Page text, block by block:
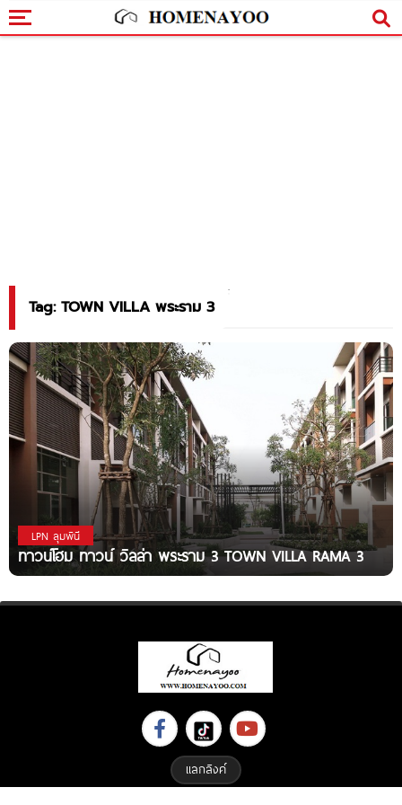
Tag: TOWN VILLA พระราม 3
LPN ลุมพินี
ทาวน์โฮม ทาวน์ วิลล่า พระราม 3 TOWN VILLA RAMA 3
แลกลิงค์